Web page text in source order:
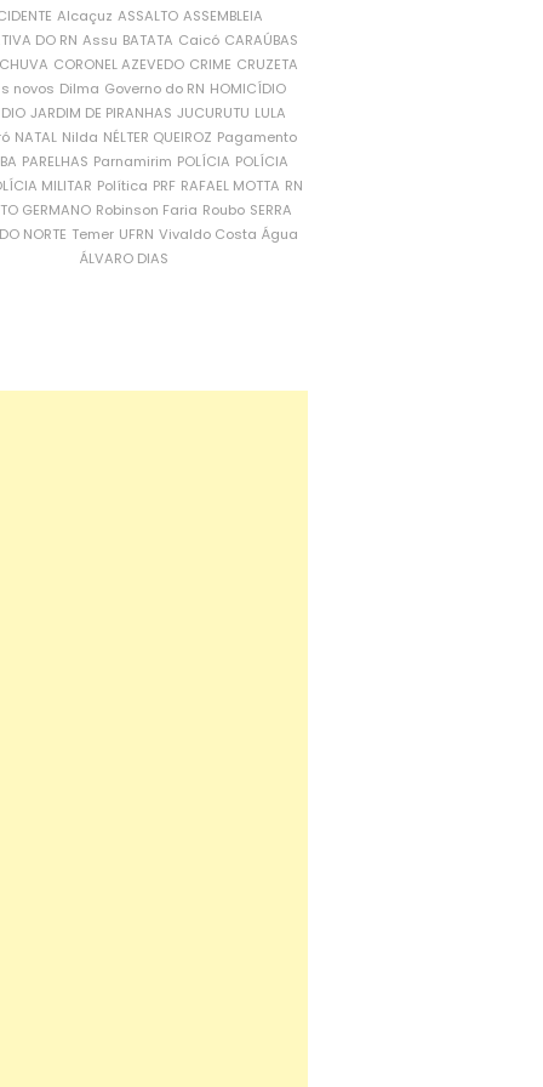
Alcaçuz ASSALTO ASSEMBLEIA
DO RN Assu BATATA Caicó CARAÚBAS
CORONEL AZEVEDO CRIME CRUZETA
novos Dilma Governo do RN HOMICÍDIO
JARDIM DE PIRANHAS JUCURUTU LULA
NATAL Nilda NÉLTER QUEIROZ Pagamento
PARELHAS Parnamirim POLÍCIA POLÍCIA
MILITAR Política PRF RAFAEL MOTTA RN
GERMANO Robinson Faria Roubo SERRA
NORTE Temer UFRN Vivaldo Costa Água
ÁLVARO DIAS